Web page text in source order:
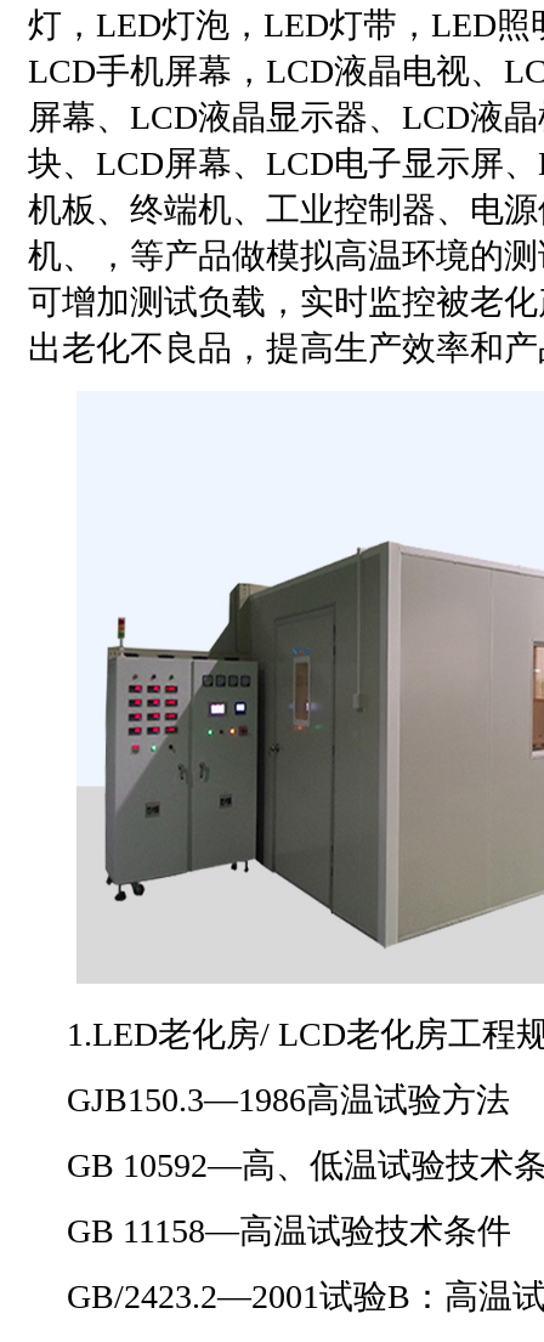
灯，LED灯泡，LED灯带，LED照
LCD手机屏幕，LCD液晶电视、
屏幕、LCD液晶显示器、LCD液
块、LCD屏幕、LCD电子显示屏
机板、终端机、工业控制器、电
机、，等产品做模拟高温环境的
可增加测试负载，实时监控被老
出老化不良品，提高生产效率和
1.LED老化房/ LCD老化房工程
GJB150.3—1986高温试验方法
GB 10592—高、低温试验技术
GB 11158—高温试验技术条件
GB/2423.2—2001试验B：高温